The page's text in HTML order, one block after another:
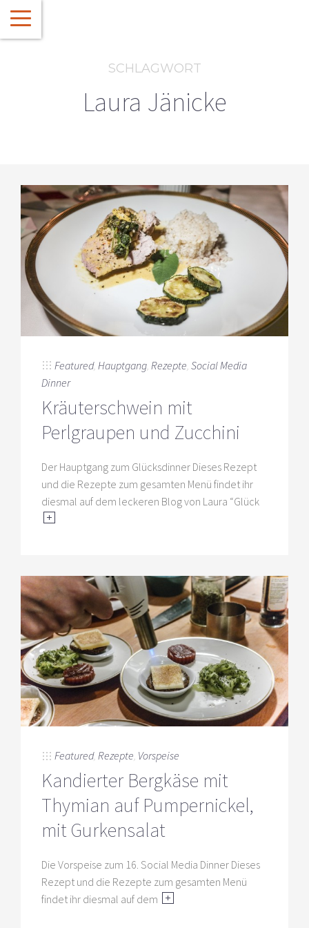
SCHLAGWORT
Laura Jänicke
Featured, Hauptgang Rezepte Social Media
Dinner
Kräuterschwein mit
Perlgraupen und Zucchini
Der Hauptgang zum Glücksdinner Dieses Rezept
und die Rezepte zum gesamten Menü findet ihr
diesmal auf dem leckeren Blog von Laura “Glück
Featured, Rezepte, Vorspeise
Kandierter Bergkäse mit
Thymian auf Pumpernickel,
mit Gurkensalat
Die Vorspeise zum 16. Social Media Dinner Dieses
Rezept und die Rezepte zum gesamten Menü
findet ihr diesmal auf dem